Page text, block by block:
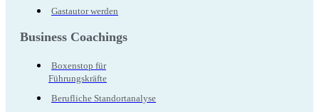
Gastautor werden
Business Coachings
Boxenstop für
Führungskräfte
Berufliche Standortanalyse